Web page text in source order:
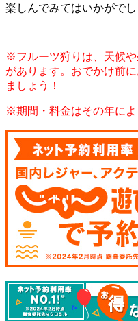
楽しんでみてはいかがでし
※フルーツ狩りは、天候
があります。おでかけ前
ましょう！
※期間・料金はその年によ